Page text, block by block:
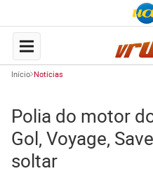
Início Notícias
Polia do motor
Gol, Voyage,
soltar